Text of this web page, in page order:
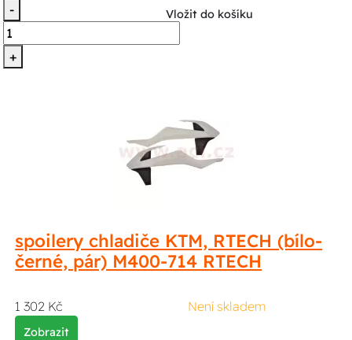
-
+
Vložit do košíku
spoilery chladiče KTM, RTECH (bílo-
černé, pár) M400-714 RTECH
1 302 Kč Není skladem
Zobrazit